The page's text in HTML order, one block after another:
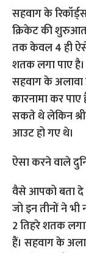
सहवाग के
क्रिकेट की
तक केवल 4 ही ऐसे
शतक लगा पाए
सहवाग के अलावा
कारनामा कर
सकते थे लेकिन
आउट हो गए थे।
ऐसा करने वाले
वैसे आपको बता दे
जो इन तीनों ने
2 तिहरे शतक
हैं। सहवाग के